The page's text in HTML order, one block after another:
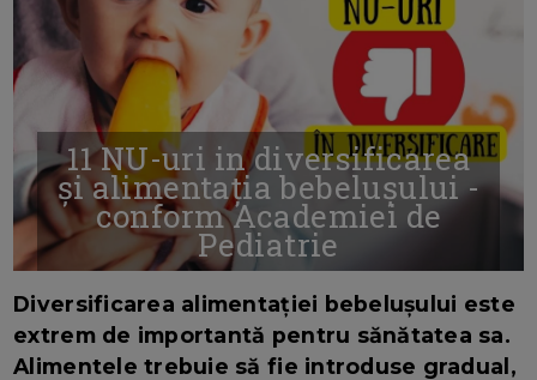
11 NU-uri in diversificarea
și alimentația bebelușului -
conform Academiei de
Pediatrie
Diversificarea alimentației bebelușului este
extrem de importantă pentru sănătatea sa.
Alimentele trebuie să fie introduse gradual,